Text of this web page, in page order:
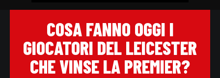
COSA FANNO OGGI I
GIOCATORI DEL LEICESTER
CHE VINSE LA PREMIER?